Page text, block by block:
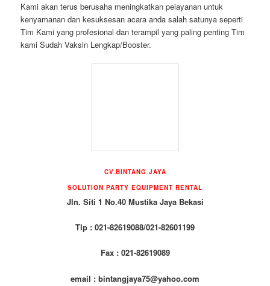
Kami akan terus berusaha meningkatkan pelayanan untuk
kenyamanan dan kesuksesan acara anda salah satunya seperti
Tim Kami yang profesional dan terampil yang paling penting Tim
kami Sudah Vaksin Lengkap/Booster.
CV.BINTANG JAYA
SOLUTION PARTY EQUIPMENT RENTAL
Jln. Siti 1 No.40 Mustika Jaya Bekasi
Tlp : 021-82619088/021-82601199
Fax : 021-82619089
email : bintangjaya75@yahoo.com